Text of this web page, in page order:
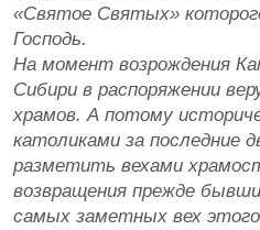
«Святое Святых»
Господь.
На момент возрождения
Сибири в распоряжении
храмов. А потому
католиками за последние
разметить вехами
возвращения прежде
самых заметных вех